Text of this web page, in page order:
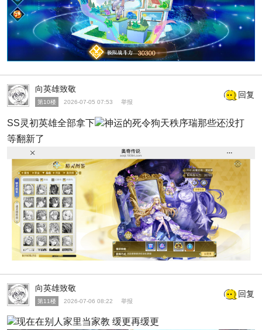
向英雄致敬
第10楼 2026-07-05 07:53 举报
回复
SS灵初英雄全部拿下
神运的死令狗天秩序瑞那些还没打
等翻新了
向英雄致敬
第11楼 2026-07-06 08:22 举报
回复
现在在别人家里当家教 缓更再缓更